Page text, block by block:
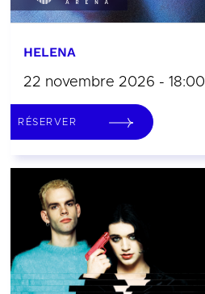
HELENA
22 novembre 2026 - 18:00
RÉSERVER